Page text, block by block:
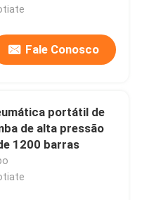
Fale Conosco
portátil de
de alta pressão
1200 barras